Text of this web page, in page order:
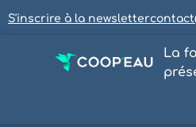
S'inscrire à la newsletter
La